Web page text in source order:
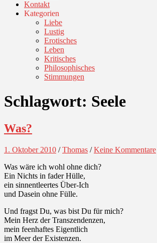
Kontakt
Kategorien
Liebe
Lustig
Erotisches
Leben
Kritisches
Philosophisches
Stimmungen
Schlagwort: Seele
Was?
1. Oktober 2010 /Thomas /Keine Kommentare
Was wäre ich wohl ohne dich?
Ein Nichts in fader Hülle,
ein sinnentleertes Über-Ich
und Dasein ohne Fülle.
Und fragst Du, was bist Du für mich?
Mein Herz der Transzendenzen,
mein feenhaftes Eigentlich
im Meer der Existenzen.